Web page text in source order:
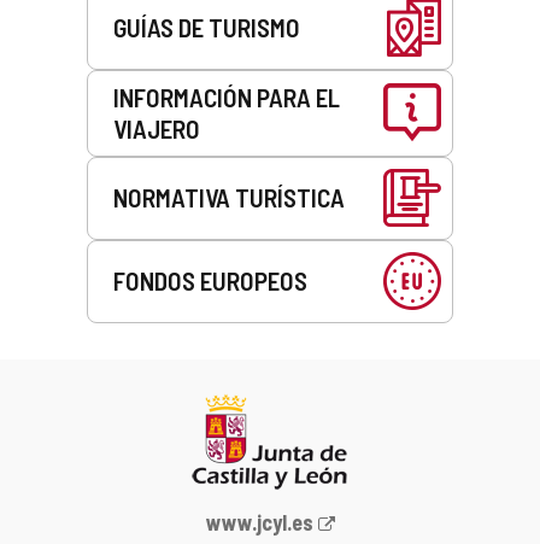
GUÍAS DE TURISMO
INFORMACIÓN PARA EL
VIAJERO
NORMATIVA TURÍSTICA
FONDOS EUROPEOS
Portal
www.jcyl.es